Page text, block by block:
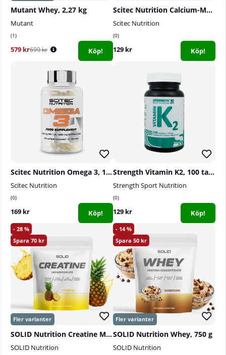
Mutant Whey, 2,27 kg
Mutant
1
579 kr699 kr Köp!
Scitec Nutrition Calcium-Magnesium, 90 tabs
Scitec Nutrition
0
129 kr Köp!
Scitec Nutrition Omega 3, 100 caps
Scitec Nutrition
0
169 kr Köp!
Strength Vitamin K2, 100 tabs
Strength Sport Nutrition
0
129 kr Köp!
28
70
SOLID Nutrition Creatine Monohydrate, 400 g
SOLID Nutrition
14
50
SOLID Nutrition Whey, 750 g
SOLID Nutrition